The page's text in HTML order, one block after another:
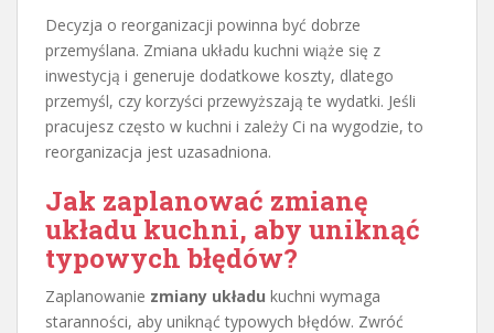
Decyzja o reorganizacji powinna być dobrze
przemyślana. Zmiana układu kuchni wiąże się z
inwestycją i generuje dodatkowe koszty, dlatego
przemyśl, czy korzyści przewyższają te wydatki. Jeśli
pracujesz często w kuchni i zależy Ci na wygodzie, to
reorganizacja jest uzasadniona.
Jak zaplanować zmianę
układu kuchni, aby uniknąć
typowych błędów?
Zaplanowanie zmiany układu kuchni wymaga
staranności, aby uniknąć typowych błędów. Zwróć